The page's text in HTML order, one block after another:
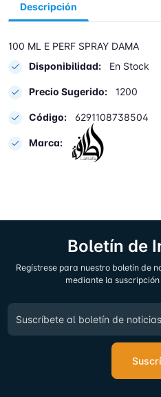
Descripción
100 ML E PERF SPRAY DAMA
Disponibilidad:
En Stock
Precio Sugerido: 1200
Código: 6291108738504
Marca:
Boletín de
Regístrese para nuestro boletín de
mediante la